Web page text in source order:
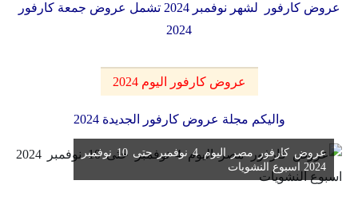
عروض كارفور لشهر نوفمبر 2024 تشمل عروض جمعة كارفور
2024
عروض كارفور اليوم 2024
واليكم مجلة عروض كارفور الجديدة 2024
عروض كارفور مصر اليوم 4 نوفمبر حتى 10 نوفمبر
2024 اسبوع النشويات